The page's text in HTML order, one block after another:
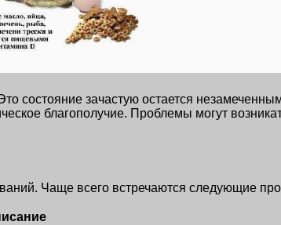
состояние зачастую остается
благополучие. Проблемы могут
Чаще всего встречаются следующие